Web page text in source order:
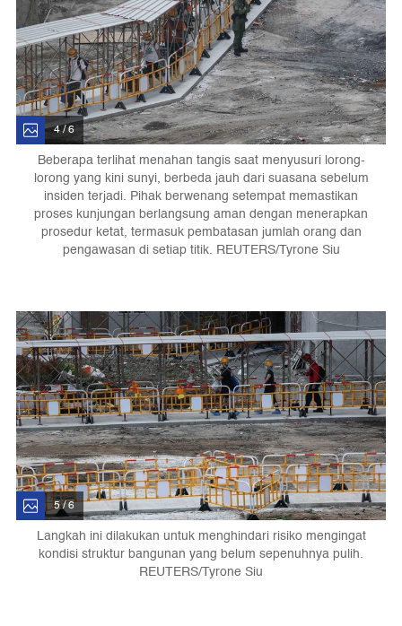
4 / 6
Beberapa terlihat menahan tangis saat menyusuri lorong-
lorong yang kini sunyi, berbeda jauh dari suasana sebelum
insiden terjadi. Pihak berwenang setempat memastikan
proses kunjungan berlangsung aman dengan menerapkan
prosedur ketat, termasuk pembatasan jumlah orang dan
pengawasan di setiap titik. REUTERS/Tyrone Siu
5 / 6
Langkah ini dilakukan untuk menghindari risiko mengingat
kondisi struktur bangunan yang belum sepenuhnya pulih.
REUTERS/Tyrone Siu